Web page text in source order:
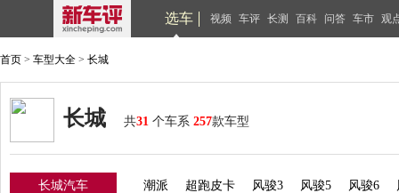
选车 视频 车评 长测 百科 问答 车市 观
首页 > 车型大全 > 长城
长城 共31 个车系 257款车型
长城汽车 潮派 超跑皮卡 风骏3 风骏5 风骏6